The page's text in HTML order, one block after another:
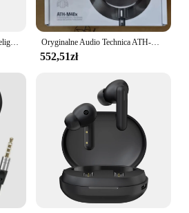
Zestaw słuchawkowy 2 w 1 inteligentne okulary bluetooth połączenia Audio AI okulary z redukcją szumów głosowych, głośnik wodoodporny mikrofony nazywają okulary Oryginalne Audio Technica ATH-M50xBT2 słuchawki Bluetooth M20XBT M20X M30X M40X M50X przewodowy profesjonalny Monitor słuchawki słuchawkowe
552,51zł